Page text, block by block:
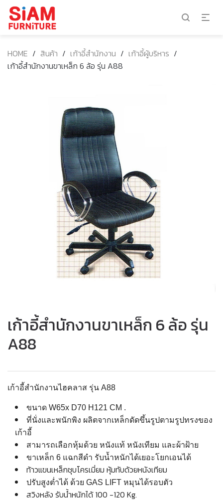
HOME / สินค้า / เก้าอี้สำนักงาน / เก้าอี้ผู้บริหาร /
เก้าอี้สำนักงานขาเหล็ก 6 ล้อ รุ่น A88
เก้าอี้สำนักงานขาเหล็ก 6 ล้อ รุ่น
A88
เก้าอี้สำนักงานไฮคลาส รุ่น A88
ขนาด W65x D70 H121 CM .
ที่นั่งและพนักพิง ผลิตจากเหล็กดัดขึ้นรูปตามรูปทรงของ
เก้าอี้
สามารถเลือกหุ้มด้วย หนังแท้ หนังเทียม และผ้าฝ้าย
ขาเหล็ก 6 แฉกสีดำ รับน้ำหนักได้เยอะโยกเอนได้
ท้าวแขนเหล็กชุบโครเมี่ยม หุ้มทับด้วยหนังเทียม
ปรับสูงต่ำได้ ด้วย GAS LIFT หมุนได้รอบตัว
สวิงหลัง รับน้ำหนักได้ 100 -120 Kg.